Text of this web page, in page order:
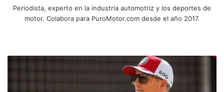
Periodista, experto en la industria automotriz y los deportes de
motor. Colabora para PuroMotor.com desde el año 2017.